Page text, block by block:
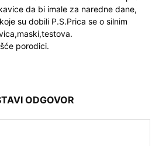
da bi imale za naredne dane,
su dobili P.S.Prica se o silnim
porodici.
ODGOVOR